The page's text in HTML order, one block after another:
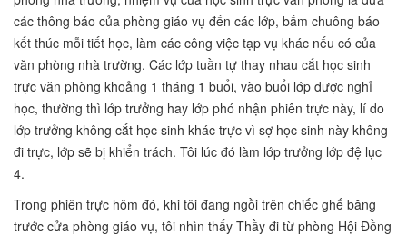
các thông báo của phòng giáo vụ đến các lớp, bấm chuông báo
kết thúc mỗi tiết học, làm các công việc tạp vụ khác nếu có của
văn phòng nhà trường. Các lớp tuần tự thay nhau cắt học sinh
trực văn phòng khoảng 1 tháng 1 buổi, vào buổi lớp được nghỉ
học, thường thì lớp trưởng hay lớp phó nhận phiên trực này, lí do
lớp trưởng không cắt học sinh khác trực vì sợ học sinh này không
đi trực, lớp sẽ bị khiển trách. Tôi lúc đó làm lớp trưởng lớp đệ lục
4.
Trong phiên trực hôm đó, khi tôi đang ngồi trên chiếc ghế băng
trước cửa phòng giáo vụ, tôi nhìn thấy Thầy đi từ phòng Hội Đồng